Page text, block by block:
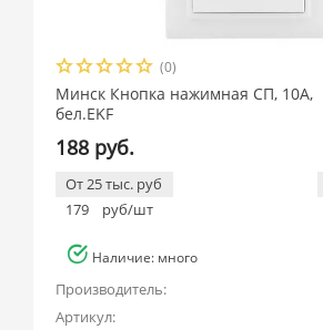
(0)
Минск Кнопка нажимная СП, 10А,
бел.EKF
188 руб.
От 25 тыс. руб
179
руб/шт
Наличие: много
Производитель:
Артикул: